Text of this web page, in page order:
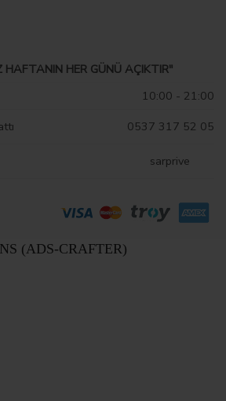
HER GÜNÜ AÇIKTIR"
10:00 - 21:00
0537 317 52 05
sarprive
(ADS-CRAFTER)